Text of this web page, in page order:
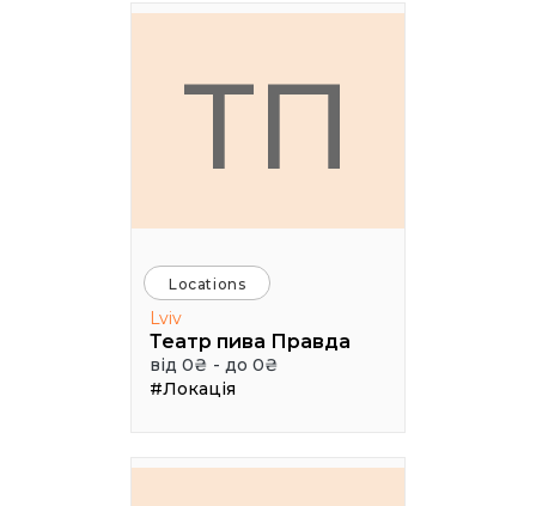
ТП
Locations
Lviv
Театр пива Правда
від 0₴ - до 0₴
#Локація